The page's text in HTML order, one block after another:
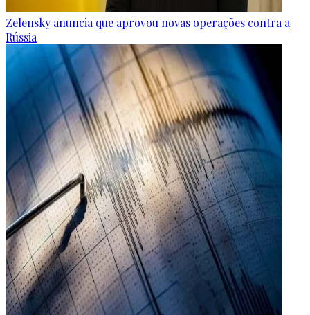
Zelensky anuncia que aprovou novas operações contra a
Rússia